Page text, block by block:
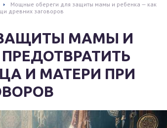
Мощные обереги для защиты мамы и ребенка — как
древних заговоров
МАМЫ И
И МАТЕРИ ПРИ